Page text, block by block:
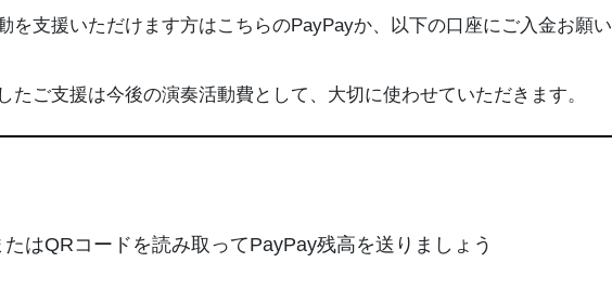
を支援いただけます方はこちらのPayPayか、以下の口座にご入金お願い
たご支援は今後の演奏活動費として、大切に使わせていただきます。
はQRコードを読み取ってPayPay残高を送りましょう